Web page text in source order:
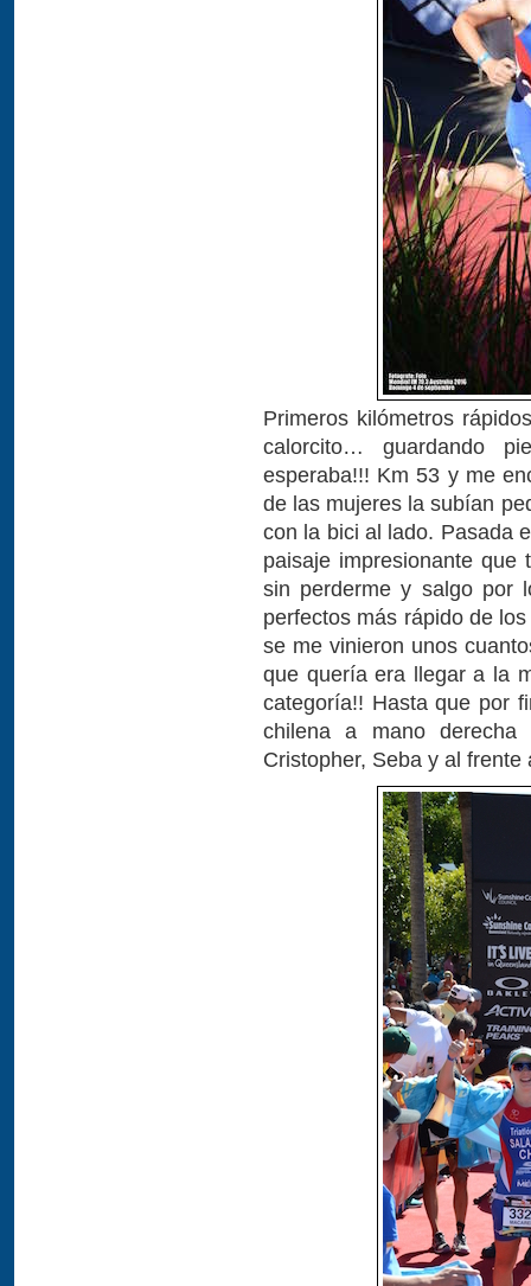
Primeros kilómetros
calorcito… guardando
esperaba!!! Km 53 y me
de las mujeres la subían
con la bici al lado. Pasada
paisaje impresionante
sin perderme y salgo por
perfectos más rápido de
se me vinieron unos
que quería era llegar a la
categoría!! Hasta que por
chilena a mano
Cristopher, Seba y al